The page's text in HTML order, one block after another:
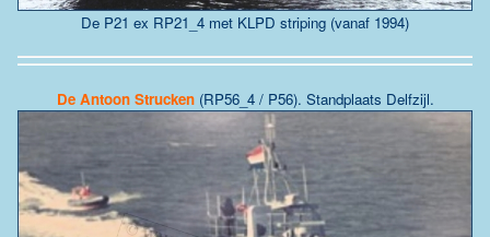
De P21 ex RP21_4 met KLPD striping (vanaf 1994)
De Antoon Strucken(RP56_4 / P56). Standplaats Delfzijl.